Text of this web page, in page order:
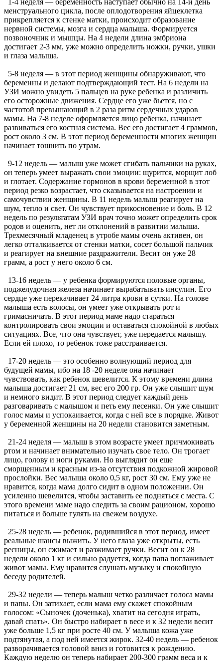
1-4 неделя — беременность наступает обычно на 14-й день
менструального цикла, после оплодотворения яйцеклетка
прикрепляется к стенке матки, происходит образование
нервной системы, мозга и сердца малыша. Формируется
позвоночник и мышцы. На 4 недели длина эмбриона
достигает 2-3 мм, уже можно определить ножки, ручки, ушки
и глаза малыша.
5-8 неделя — в этот период женщины обнаруживают, что
беременны и делают подтверждающий тест. На 6 недели на
УЗИ можно увидеть 5 пальцев на руке ребенка и различить
его осторожные движения. Сердце его уже бьется, но с
частотой превышающий в 2 раза ритм сердечных ударов
мамы. На 7-8 неделе оформляется лицо ребенка, начинает
развиваться его костная система. Вес его достигает 4 граммов,
рост около 3 см. В этот период беременности многих женщин
начинает тошнить по утрам.
9-12 недель — малыш уже может сгибать пальчики на руках,
он теперь умеет выражать свои эмоции: щурится, морщит лоб
и глотает. Содержание гормонов в крови беременной в этот
период резко возрастает, что сказывается на настроении и
самочувствии женщины. В 11 недель малыш реагирует на
шум, тепло и свет. Он чувствует прикосновение и боль. В 12
недель по результатам УЗИ врач точно может определить срок
родов и оценить, нет ли отклонений в развитии малыша.
Трехмесячный младенец в утробе мамы очень активен, он
легко отталкивается от стенки матки, сосет большой пальчик
и реагирует на внешние раздражители. Весит он уже 28
грамм, а рост у него около 6 см.
13-16 недель — у ребенка формируются половые органы,
поджелудочная железа начинает вырабатывать инсулин. Его
сердце уже перекачивает 24 литра крови в сутки. На голове
малыша есть волосы, он умеет уже открывать рот и
гримасничать. В этот период маме надо стараться
контролировать свои эмоции и оставаться спокойной в любых
ситуациях. Все, что она чувствует, уже передается малышу.
Если ей плохо, то ребенок тоже расстраивается.
17-20 недель — это особенно волнующий период для
будущей мамы, ибо на 18 -20 неделе она начинает
чувствовать, как ребенок шевелится. К этому времени длина
малыша достигает 21 см, вес его 200 гр. Он уже слышит шум
и немного видит. В этот период следует каждый день
разговаривать с малышом и петь ему песенки. Он уже слышит
голос мамы и успокаивается, когда с ней все в порядке. Живот
у беременной женщины на 20 недели становится заметным.
21-24 неделя — малыш в этом возрасте умеет причмокивать
ртом и начинает внимательно изучать свое тело. Он трогает
лицо, голову и ноги руками. Но выглядит он еще
сморщенным и красным из-за отсутствия подкожной жировой
прослойки. Вес малыша около 0,5 кг, рост 30 см. Ему уже не
нравится, когда мама долго сидит в одном положении. Он
усиленно шевелится, чтобы заставить ее подняться с места. С
этого времени маме надо следить за своим рационом, хорошо
питаться и больше гулять на свежем воздухе.
25-28 недель — ребенок, родившийся в этот период, имеет
реальные шансы выжить. У него глаза уже открыты, есть
ресницы, он сжимает и разжимает ручки. Весит он к 28
недели около 1 кг и сильно радуется, когда папа поглаживает
живот мамы. Ему нравится слушать музыку и спокойную
беседу родителей.
29-32 недели — теперь малыш четко различает голоса мамы
и папы. Он затихает, если мама ему скажет спокойным
голосом: «Сыночек (доченька), хватит на сегодня играть,
давай спать». Он быстро набирает в весе и к 32 недели весит
уже больше 1,5 кг при росте 40 см. У малыша кожа уже
подтянутая, а под ней имеется жирок. 32-40 недель — ребенок
разворачивается головой вниз и готовится к рождению.
Каждую неделю он теперь набирает 200-300 грамм веса и к